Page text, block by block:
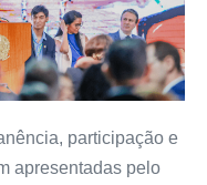
participação e
apresentadas pelo